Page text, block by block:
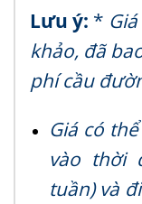
Lưu ý: *
khảo, đã
phí cầu
Giá có
vào thời
tuần) và